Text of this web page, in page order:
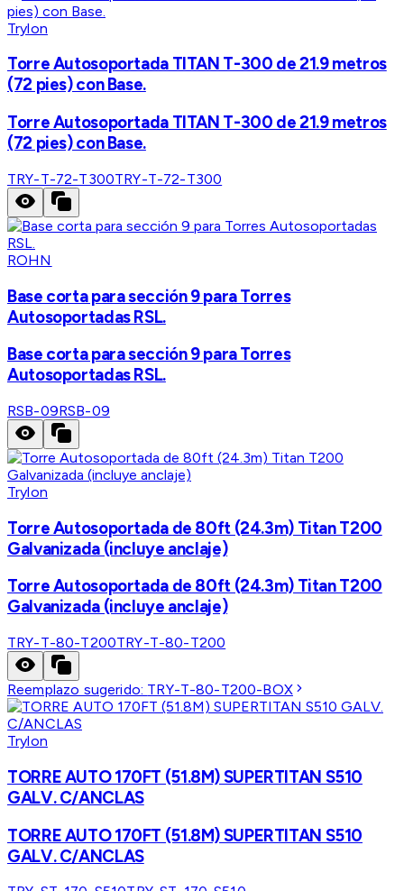
Trylon
Torre Autosoportada TITAN T-300 de 21.9 metros
(72 pies) con Base.
Torre Autosoportada TITAN T-300 de 21.9 metros
(72 pies) con Base.
TRY-T-72-T300TRY-T-72-T300
ROHN
Base corta para sección 9 para Torres
Autosoportadas RSL.
Base corta para sección 9 para Torres
Autosoportadas RSL.
RSB-09RSB-09
Trylon
Torre Autosoportada de 80ft (24.3m) Titan T200
Galvanizada (incluye anclaje)
Torre Autosoportada de 80ft (24.3m) Titan T200
Galvanizada (incluye anclaje)
TRY-T-80-T200TRY-T-80-T200
Reemplazo sugerido: TRY-T-80-T200-BOX
Trylon
TORRE AUTO 170FT (51.8M) SUPERTITAN S510
GALV. C/ANCLAS
TORRE AUTO 170FT (51.8M) SUPERTITAN S510
GALV. C/ANCLAS